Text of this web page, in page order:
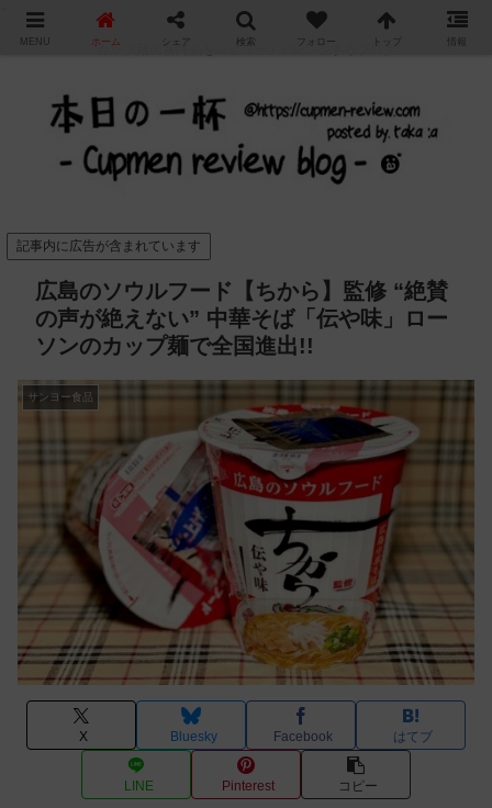
カップ麺の新商品をレビュー / アレンジするブログ
記事内に広告が含まれています
広島のソウルフード【ちから】監修 “絶賛
の声が絶えない” 中華そば「伝や味」ロー
ソンのカップ麺で全国進出!!
サンヨー食品
X Bluesky Facebook はてブ
LINE Pinterest コピー
MENU ホーム シェア 検索 フォロー トップ 情報